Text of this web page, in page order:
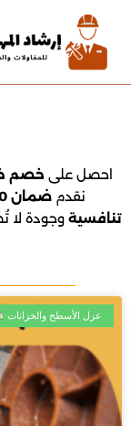
المحتوى
احصل على خصم
نقدمضمان 10 سنوات
تنافسية وجودة لا
عزل الأسطح والخزانات